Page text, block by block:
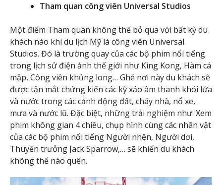
Tham quan công viên Universal Studios
Một điểm Tham quan không thể bỏ qua với bất kỳ du
khách nào khi du lịch Mỹ là công viên Universal
Studios. Đó là trường quay của các bộ phim nổi tiếng
trong lịch sử điện ảnh thế giới như King Kong, Hàm cá
mập, Công viên khủng long… Ghé nơi này du khách sẽ
được tận mắt chứng kiến các kỹ xảo âm thanh khói lửa
và nước trong các cảnh động đất, cháy nhà, nổ xe,
mưa và nước lũ. Đặc biệt, những trải nghiệm như: Xem
phim không gian 4 chiều, chụp hình cùng các nhân vật
của các bộ phim nổi tiếng Người nhện, Người dơi,
Thuyền trưởng Jack Sparrow,… sẽ khiến du khách
không thể nào quên.